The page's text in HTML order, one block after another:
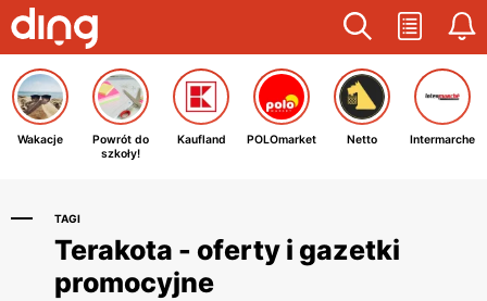
Wakacje
Powrót do
szkoły!
Kaufland POLOmarket Netto Intermarche
TAGI
Terakota - oferty i gazetki
promocyjne